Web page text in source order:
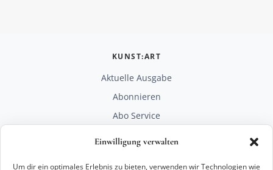
Einwilligung verwalten
Um dir ein optimales Erlebnis zu bieten, verwenden wir Technologien wie
KUNST:ART
Aktuelle Ausgabe
Abonnieren
Abo Service